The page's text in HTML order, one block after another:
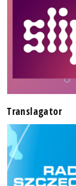
Translagator